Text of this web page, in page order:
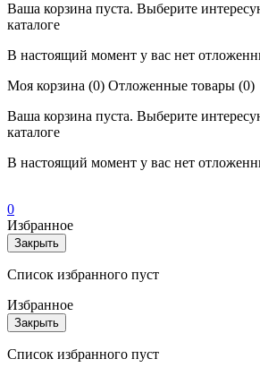
Ваша корзина пуста. Выберите
каталоге
В настоящий момент у вас нет
Моя корзина (0) Отложенные товары (0)
Ваша корзина пуста. Выберите
каталоге
В настоящий момент у вас нет
0
Избранное
Закрыть
Список избранного пуст
Избранное
Закрыть
Список избранного пуст